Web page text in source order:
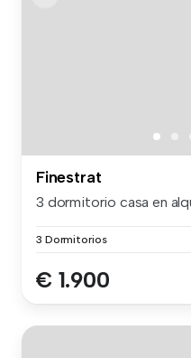
Finestrat
3 dormitorio casa en
3 Dormitorios
€ 1.900